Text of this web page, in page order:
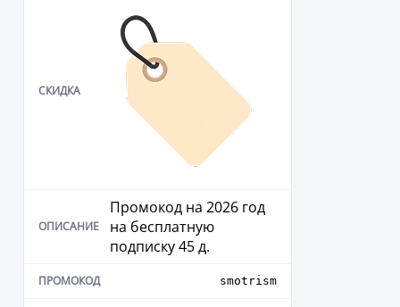
Промокод на 2026 год
на бесплатную
подписку 45 д.
smotrism